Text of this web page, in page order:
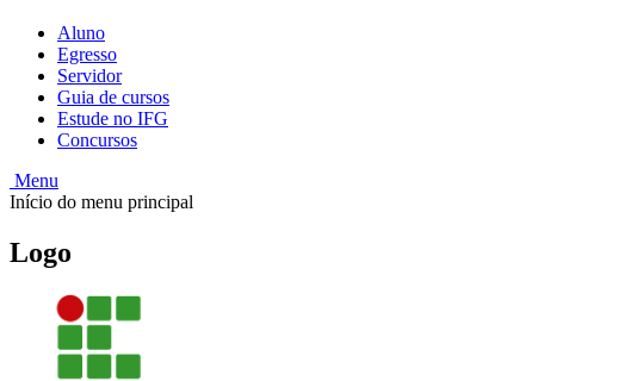
Aluno
Egresso
Servidor
Guia de cursos
Estude no IFG
Concursos
Menu
Início do menu principal
Logo